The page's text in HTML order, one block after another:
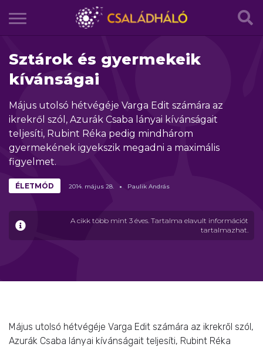
Sztárok és gyermekeik
kívánságai
Május utolsó hétvégéje Varga Edit számára az
ikrekről szól, Azurák Csaba lányai kívánságait
teljesíti, Rubint Réka pedig mindhárom
gyermekének igyekszik megadni a maximális
figyelmet.
A cikk több mint 3 éves. Tartalma elavult információt
tartalmazhat.
ÉLETMÓD 2014. május 28. Paulik András
Május utolsó hétvégéje Varga Edit számára az ikrekről szól,
Azurák Csaba lányai kívánságait teljesíti, Rubint Réka